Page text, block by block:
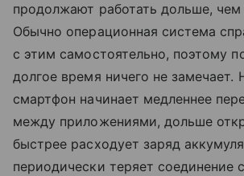
продолжают работать дольше, чем
Обычно операционная система
с этим самостоятельно, поэтому
долгое время ничего не замечает.
смартфон начинает медленнее
между приложениями, дольше
быстрее расходует заряд
периодически теряет соединение